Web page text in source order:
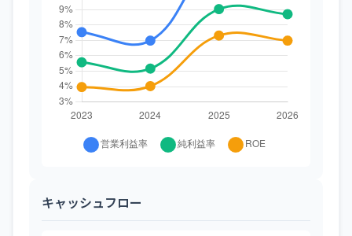
キャッシュフロー